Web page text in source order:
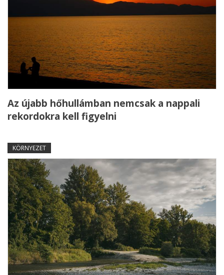
Az újabb hőhullámban nemcsak a nappali
rekordokra kell figyelni
KÖRNYEZET